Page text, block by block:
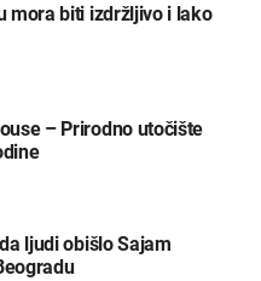
mora biti izdržljivo i lako
– Prirodno utočište
ljudi obišlo Sajam